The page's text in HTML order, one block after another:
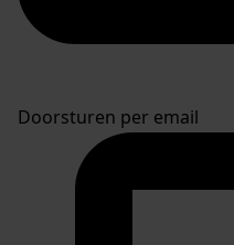
Doorsturen per email